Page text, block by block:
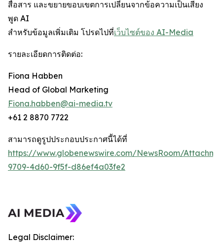
สื่อสาร และขยายขอบเขตการเปลี่ยนจากข้อความเป็นเสียง
พูด AI
สำหรับข้อมูลเพิ่มเติม โปรดไปที่เว็บไซต์ของ AI-Media
รายละเอียดการติดต่อ:
Fiona Habben
Head of Global Marketing
Fiona.habben@ai-media.tv
+61 2 8870 7722
สามารถดูรูปประกอบประกาศนี้ได้ที่
https://www.globenewswire.com/NewsRoom/
9709-4d60-9f5f-d86ef4a03fe2
Legal Disclaimer: